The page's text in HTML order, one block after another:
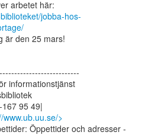
jobba-hos-
är den 25 mars!
informationstjänst
>
Öppettider och adresser -